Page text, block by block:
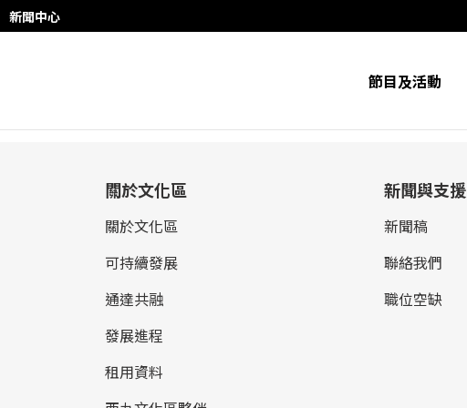
新聞中心
節目及活動
關於文化區
關於文化區
可持續發展
通達共融
發展進程
租用資料
新聞與支援
新聞稿
聯絡我們
職位空缺